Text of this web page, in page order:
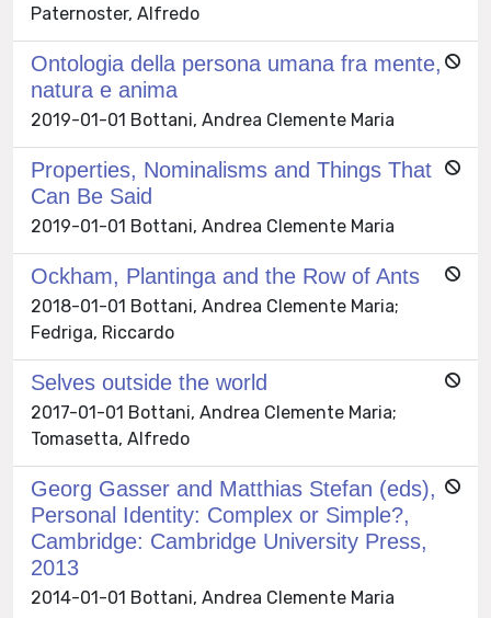
Paternoster, Alfredo
Ontologia della persona umana fra mente,
natura e anima
2019-01-01 Bottani, Andrea Clemente Maria
Properties, Nominalisms and Things That
Can Be Said
2019-01-01 Bottani, Andrea Clemente Maria
Ockham, Plantinga and the Row of Ants
2018-01-01 Bottani, Andrea Clemente Maria;
Fedriga, Riccardo
Selves outside the world
2017-01-01 Bottani, Andrea Clemente Maria;
Tomasetta, Alfredo
Georg Gasser and Matthias Stefan (eds),
Personal Identity: Complex or Simple?,
Cambridge: Cambridge University Press,
2013
2014-01-01 Bottani, Andrea Clemente Maria